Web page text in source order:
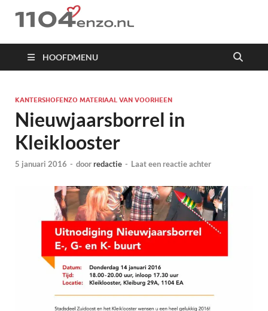
1104 en zo
HOOFDMENU
KANTERSHOFENZO MATERIAAL VAN VOORHEEN
Nieuwjaarsborrel in
Kleiklooster
5 januari 2016 - doorredactie - Laat een reactie achter